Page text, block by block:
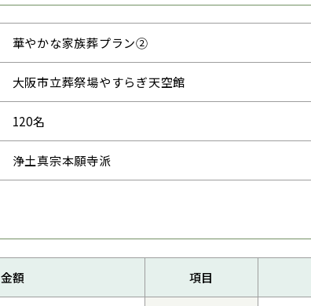
華やかな家族葬プラン②
大阪市立葬祭場やすらぎ天空館
120名
浄土真宗本願寺派
金額 項目